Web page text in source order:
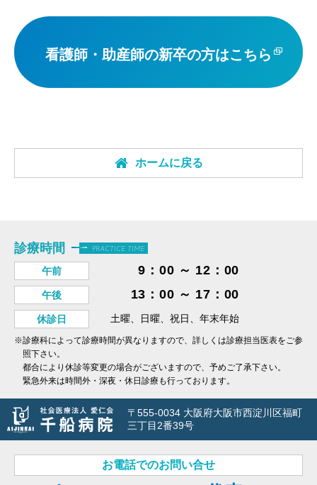
看護師・助産師の新卒の方はこちら
ホームに戻る
診療時間 PRACTICE TIME
午前 9：00 ～ 12：00
午後 13：00 ～ 17：00
休診日 土曜、日曜、祝日、年末年始
※診療科によって診療時間が異なりますので、詳しくは診療担当医表をご参
照下さい。
都合により休診等変更の場合がございますので、予めご了承下さい。
緊急外来は時間外・深夜・休日診療も行っております。
〒555-0034 大阪府大阪市西淀川区福町
三丁目2番39号
お電話でのお問い合せ